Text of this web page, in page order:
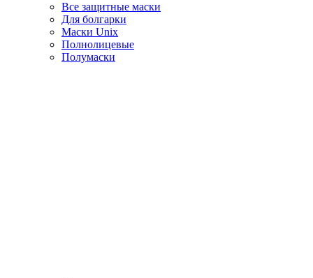
Все защитные маски
Для болгарки
Маски Unix
Полнолицевые
Полумаски